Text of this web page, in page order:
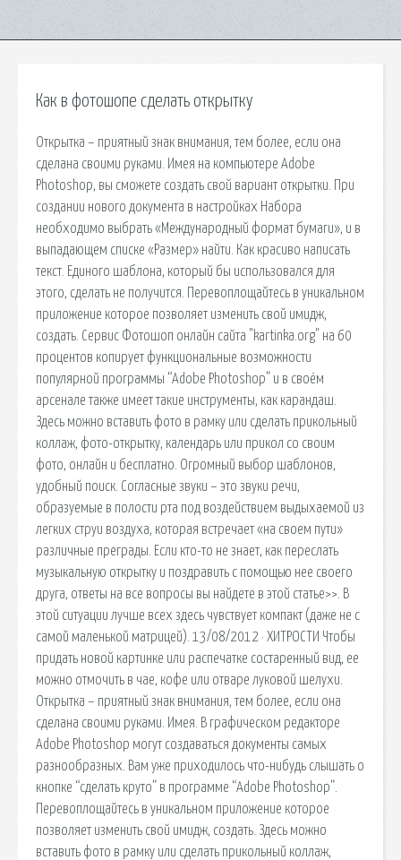
Как в фотошопе сделать открытку
Открытка – приятный знак внимания, тем более, если она
сделана своими руками. Имея на компьютере Adobe
Photoshop, вы сможете создать свой вариант открытки. При
создании нового документа в настройках Набора
необходимо выбрать «Международный формат бумаги», и в
выпадающем списке «Размер» найти. Как красиво написать
текст. Единого шаблона, который бы использовался для
этого, сделать не получится. Перевоплощайтесь в уникальном
приложение которое позволяет изменить свой имидж,
создать. Сервис Фотошоп онлайн сайта "kartinka.org" на 60
процентов копирует функциональные возможности
популярной программы “Adobe Photoshop” и в своём
арсенале также имеет такие инструменты, как карандаш.
Здесь можно вставить фото в рамку или сделать прикольный
коллаж, фото-открытку, календарь или прикол со своим
фото, онлайн и бесплатно. Огромный выбор шаблонов,
удобный поиск. Согласные звуки – это звуки речи,
образуемые в полости рта под воздействием выдыхаемой из
легких струи воздуха, которая встречает «на своем пути»
различные преграды. Если кто-то не знает, как переслать
музыкальную открытку и поздравить с помощью нее своего
друга, ответы на все вопросы вы найдете в этой статье>>. В
этой ситуации лучше всех здесь чувствует компакт (даже не с
самой маленькой матрицей). 13/08/2012 · ХИТРОСТИ Чтобы
придать новой картинке или распечатке состаренный вид, ее
можно отмочить в чае, кофе или отваре луковой шелухи.
Открытка – приятный знак внимания, тем более, если она
сделана своими руками. Имея. В графическом редакторе
Adobe Photoshop могут создаваться документы самых
разнообразных. Вам уже приходилось что-нибудь слышать о
кнопке “сделать круто” в программе “Adobe Photoshop”.
Перевоплощайтесь в уникальном приложение которое
позволяет изменить свой имидж, создать. Здесь можно
вставить фото в рамку или сделать прикольный коллаж,